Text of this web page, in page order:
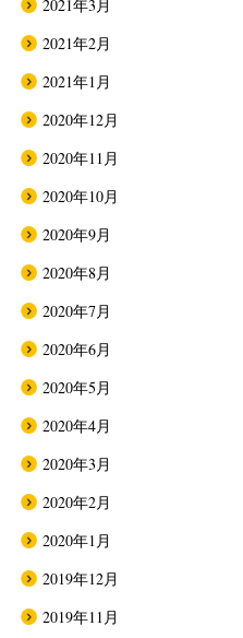
2021年3月
2021年2月
2021年1月
2020年12月
2020年11月
2020年10月
2020年9月
2020年8月
2020年7月
2020年6月
2020年5月
2020年4月
2020年3月
2020年2月
2020年1月
2019年12月
2019年11月